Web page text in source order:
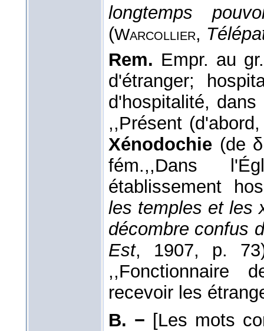
longtemps
(Warcollier,
Rem. Empr. au
d'étranger;
d'hospitalité,
,,Présent
Xénodochie (de
fém.,,Dans
établissement
les temples et les
décombre confus
Est, 1907, p.
,,Fonctionnaire
recevoir les
B. − [Les mots